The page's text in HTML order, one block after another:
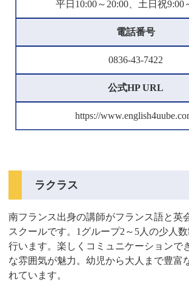
平日10:00～20:00、土日祝9:00
電話番号
0836-43-7422
公式HP URL
https://
ラクラス
南フランス出身の講師がフランス語と英
スクールです。1グループ2～5人の少人
行います。楽しくコミュニケーションで
な雰囲気が魅力。幼児から大人まで豊富
れています。